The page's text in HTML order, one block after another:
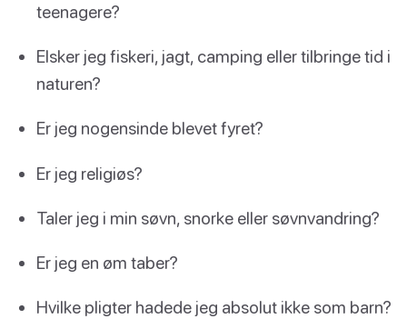
teenagere?
Elsker jeg fiskeri, jagt, camping eller tilbringe tid i
naturen?
Er jeg nogensinde blevet fyret?
Er jeg religiøs?
Taler jeg i min søvn, snorke eller søvnvandring?
Er jeg en øm taber?
Hvilke pligter hadede jeg absolut ikke som barn?